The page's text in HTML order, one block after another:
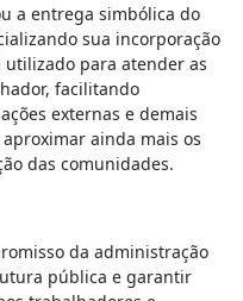
a entrega simbólica do
sua incorporação
para atender as
facilitando
externas e demais
ainda mais os
das comunidades.
da administração
pública e garantir